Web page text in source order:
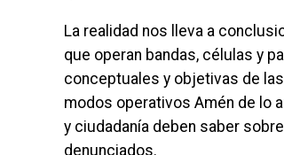
La realidad nos lleva a
que operan bandas, células y
conceptuales y objetivas de
modos operativos Amén de lo
y ciudadanía deben saber
denunciados.